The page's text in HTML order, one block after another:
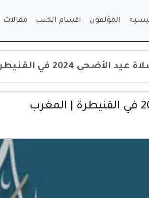
المؤلفون اقسام الكتب مقالات
2024 في القنيطرة | المغرب